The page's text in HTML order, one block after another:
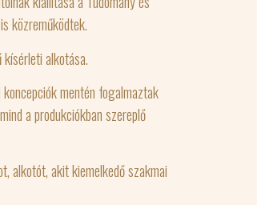
közreműködtek.
alkotása.
mentén fogalmaztak
a produkciókban szereplő
alkotót, akit kiemelkedő szakmai